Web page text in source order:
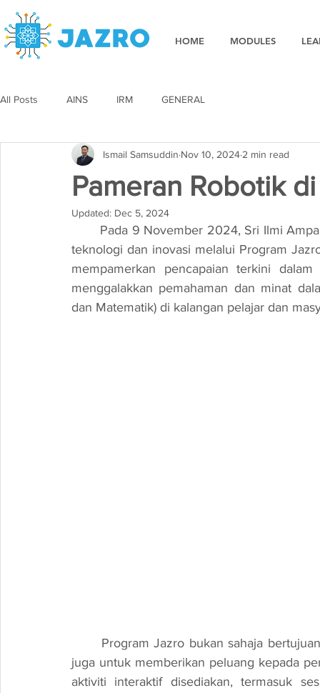
HOME MODULES
All Posts AINS IRM GENERAL
Pameran Robotik
Ismail Samsuddin Nov 10, 2024 2 min read
Updated: Dec 5, 2024
teknologi dan inovasi melalui Program
mempamerkan pencapaian terkini
menggalakkan pemahaman dan minat
dan Matematik) di kalangan pelajar dan
juga untuk memberikan peluang kepada
aktiviti interaktif disediakan, termasuk